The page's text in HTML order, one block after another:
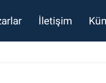
İletişim